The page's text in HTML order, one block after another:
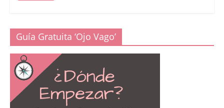
Guía Gratuita ‘Ojo Vago’